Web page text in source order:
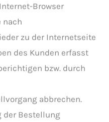
Browser
nach
zu der Internetseite
des Kunden erfasst
bzw. durch
abbrechen.
der Bestellung